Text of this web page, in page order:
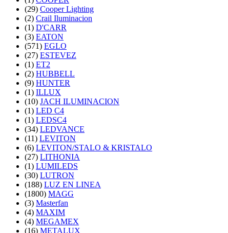
(29) Cooper Lighting
(2) Crail Iluminacion
(1) D'CARR
(3) EATON
(571) EGLO
(27) ESTEVEZ
(1) ET2
(2) HUBBELL
(9) HUNTER
(1) ILLUX
(10) JACH ILUMINACION
(1) LED C4
(1) LEDSC4
(34) LEDVANCE
(11) LEVITON
(6) LEVITON/STALO & KRISTALO
(27) LITHONIA
(1) LUMILEDS
(30) LUTRON
(188) LUZ EN LINEA
(1800) MAGG
(3) Masterfan
(4) MAXIM
(4) MEGAMEX
(16) METALUX